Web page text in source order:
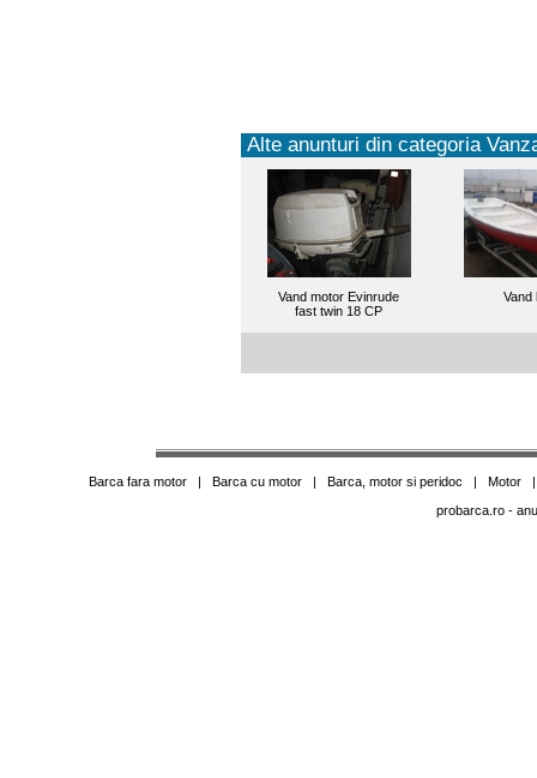
Alte anunturi din categoria
Vand motor Evinrude
fast twin 18 CP
Vand
Barca fara motor| Barca cu motor| Barca, motor si peridoc | Motor
probarca.ro-